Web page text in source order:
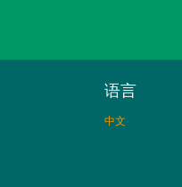
语言
中文